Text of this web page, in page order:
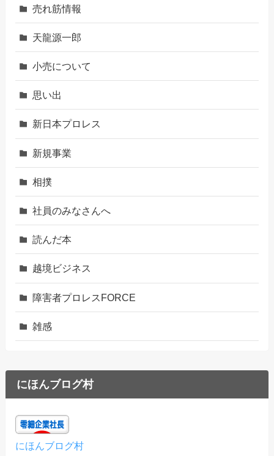
売れ筋情報
天龍源一郎
小売について
思い出
新日本プロレス
新規事業
相撲
社員のみなさんへ
読んだ本
越境ビジネス
障害者プロレスFORCE
雑感
にほんブログ村
にほんブログ村